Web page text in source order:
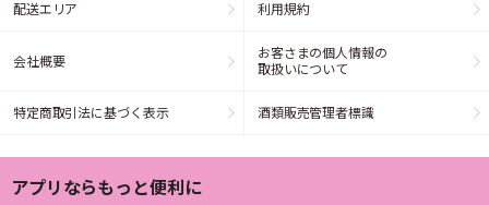
配送エリア 利用規約
会社概要
お客さまの個人情報の
取扱いについて
特定商取引法に基づく表示 酒類販売管理者標識
アプリならもっと便利に